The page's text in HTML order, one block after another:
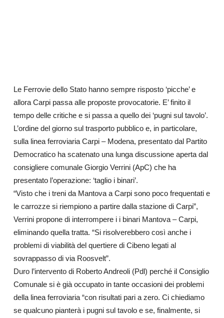
Le Ferrovie dello Stato hanno sempre risposto ‘picche’ e
allora Carpi passa alle proposte provocatorie. E’ finito il
tempo delle critiche e si passa a quello dei ‘pugni sul tavolo’.
L’ordine del giorno sul trasporto pubblico e, in particolare,
sulla linea ferroviaria Carpi – Modena, presentato dal Partito
Democratico ha scatenato una lunga discussione aperta dal
consigliere comunale Giorgio Verrini (ApC) che ha
presentato l’operazione: ‘taglio i binari’.
“Visto che i treni da Mantova a Carpi sono poco frequentati e
le carrozze si riempiono a partire dalla stazione di Carpi”,
Verrini propone di interrompere i i binari Mantova – Carpi,
eliminando quella tratta. “Si risolverebbero così anche i
problemi di viabilità del quertiere di Cibeno legati al
sovrappasso di via Roosvelt”.
Duro l’intervento di Roberto Andreoli (Pdl) perché il Consiglio
Comunale si è già occupato in tante occasioni dei problemi
della linea ferroviaria “con risultati pari a zero. Ci chiediamo
se qualcuno pianterà i pugni sul tavolo e se, finalmente, si